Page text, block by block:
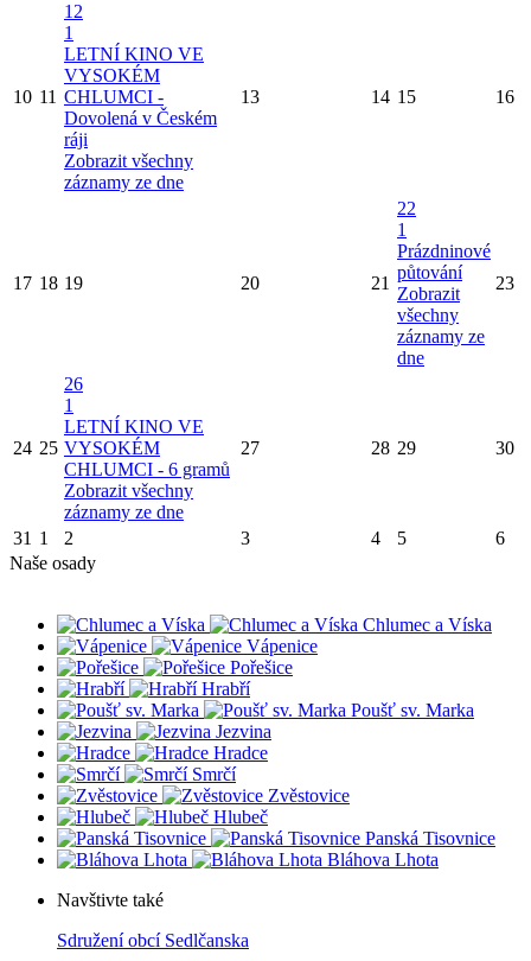
10 11
12
1
LETNÍ KINO VE
VYSOKÉM
CHLUMCI -
Dovolená v Českém
ráji
Zobrazit všechny
záznamy ze dne
13 14 15 16
17 18 19 20 21
22
1
Prázdninové
půtování
Zobrazit
všechny
záznamy ze
dne
23
24 25
26
1
LETNÍ KINO VE
VYSOKÉM
CHLUMCI - 6 gramů
Zobrazit všechny
záznamy ze dne
27 28 29 30
31 1 2 3 4 5
6
Naše osady
Chlumec a Víska
Vápenice
Pořešice
Hrabří
Poušť sv. Marka
Jezvina
Hradce
Smrčí
Zvěstovice
Hlubeč
Panská Tisovnice
Bláhova Lhota
Navštivte také
Sdružení obcí Sedlčanska